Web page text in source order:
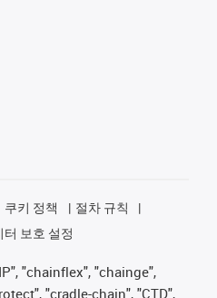
쿠키 정책
절차 규칙
터 보호 설정
"chainflex", "chainge",
"cradle-chain", "CTD",